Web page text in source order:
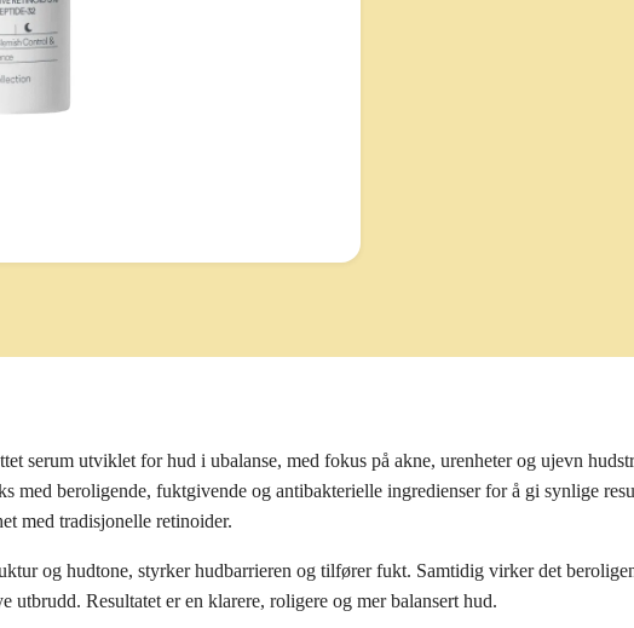
serum utviklet for hud i ubalanse, med fokus på akne, urenheter og ujevn
med beroligende, fuktgivende og antibakterielle ingredienser for å gi synlige
med tradisjonelle retinoider.
og hudtone, styrker hudbarrieren og tilfører fukt. Samtidig virker det
utbrudd. Resultatet er en klarere, roligere og mer balansert hud.